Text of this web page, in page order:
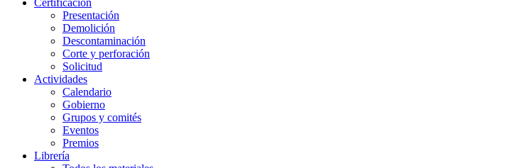
Certificación
Presentación
Demolición
Descontaminación
Corte y perforación
Solicitud
Actividades
Calendario
Gobierno
Grupos y comités
Eventos
Premios
Librería